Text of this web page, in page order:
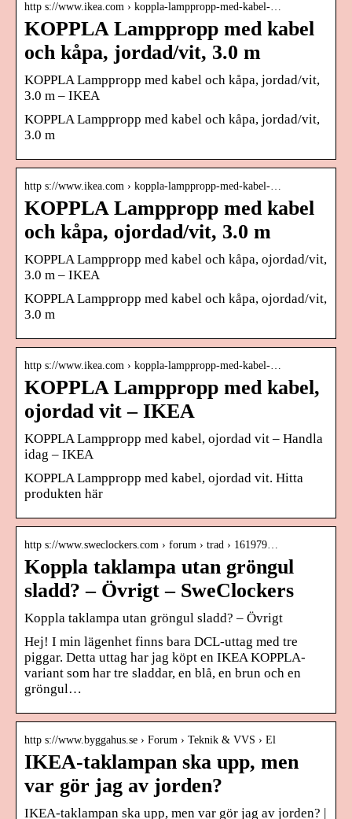
http s://www.ikea.com › koppla-lamppropp-med-kabel-…
KOPPLA Lamppropp med kabel
och kåpa, jordad/vit, 3.0 m
KOPPLA Lamppropp med kabel och kåpa, jordad/vit,
3.0 m – IKEA
KOPPLA Lamppropp med kabel och kåpa, jordad/vit,
3.0 m
http s://www.ikea.com › koppla-lamppropp-med-kabel-…
KOPPLA Lamppropp med kabel
och kåpa, ojordad/vit, 3.0 m
KOPPLA Lamppropp med kabel och kåpa, ojordad/vit,
3.0 m – IKEA
KOPPLA Lamppropp med kabel och kåpa, ojordad/vit,
3.0 m
http s://www.ikea.com › koppla-lamppropp-med-kabel-…
KOPPLA Lamppropp med kabel,
ojordad vit – IKEA
KOPPLA Lamppropp med kabel, ojordad vit – Handla
idag – IKEA
KOPPLA Lamppropp med kabel, ojordad vit. Hitta
produkten här
http s://www.sweclockers.com › forum › trad › 161979…
Koppla taklampa utan gröngul
sladd? – Övrigt – SweClockers
Koppla taklampa utan gröngul sladd? – Övrigt
Hej! I min lägenhet finns bara DCL-uttag med tre
piggar. Detta uttag har jag köpt en IKEA KOPPLA-
variant som har tre sladdar, en blå, en brun och en
gröngul…
http s://www.byggahus.se › Forum › Teknik & VVS › El
IKEA-taklampan ska upp, men
var gör jag av jorden?
IKEA-taklampan ska upp, men var gör jag av jorden? |